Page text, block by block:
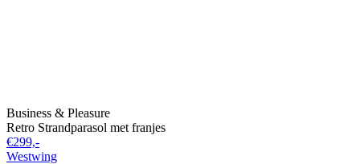
Business & Pleasure
Retro Strandparasol met franjes
€299,-
Westwing